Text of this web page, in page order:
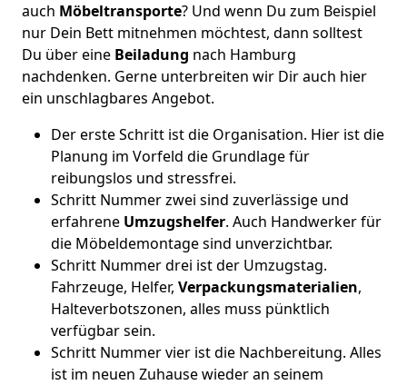
auch Möbeltransporte? Und wenn Du zum Beispiel
nur Dein Bett mitnehmen möchtest, dann solltest
Du über eine Beiladung nach Hamburg
nachdenken. Gerne unterbreiten wir Dir auch hier
ein unschlagbares Angebot.
Der erste Schritt ist die Organisation. Hier ist die
Planung im Vorfeld die Grundlage für
reibungslos und stressfrei.
Schritt Nummer zwei sind zuverlässige und
erfahrene Umzugshelfer. Auch Handwerker für
die Möbeldemontage sind unverzichtbar.
Schritt Nummer drei ist der Umzugstag.
Fahrzeuge, Helfer, Verpackungsmaterialien,
Halteverbotszonen, alles muss pünktlich
verfügbar sein.
Schritt Nummer vier ist die Nachbereitung. Alles
ist im neuen Zuhause wieder an seinem